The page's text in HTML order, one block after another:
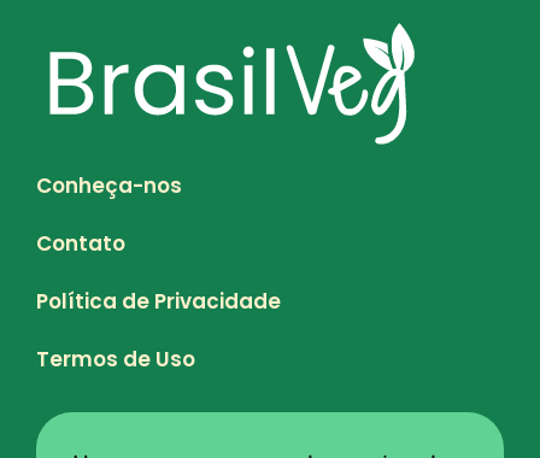
Conheça-nos
Contato
Política de Privacidade
Termos de Uso